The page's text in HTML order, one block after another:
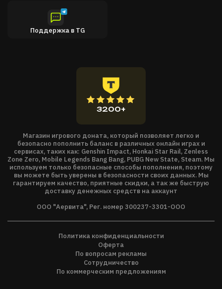
Магазин игрового доната, который позволяет легко и
безопасно пополнить баланс в различных онлайн играх и
сервисах, таких как: Genshin Impact, Honkai Star Rail, Zenless
Zone Zero, Mobile Legends Bang Bang, PUBG New State, Steam. Мы
используем только безопасные способы пополнения, поэтому
вы можете быть уверены в безопасности своих данных. Мы
гарантируем качество, приятные скидки, а так же быструю
доставку денежных средств на аккаунт
ООО "Аервита", Рег. номер 300237-3301-ООО
3200+
Поддержка в TG
Политика конфиденциальности
Оферта
По вопросам рекламы
Сотрудничество
По коммерческим предложениям